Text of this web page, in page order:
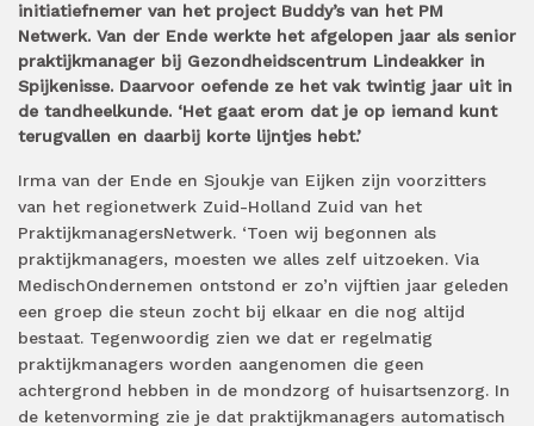
initiatiefnemer van het project Buddy’s van het PM
Netwerk. Van der Ende werkte het afgelopen jaar als senior
praktijkmanager bij Gezondheidscentrum Lindeakker in
Spijkenisse. Daarvoor oefende ze het vak twintig jaar uit in
de tandheelkunde. ‘Het gaat erom dat je op iemand kunt
terugvallen en daarbij korte lijntjes hebt.’
Irma van der Ende en Sjoukje van Eijken zijn voorzitters
van het regionetwerk Zuid-Holland Zuid van het
PraktijkmanagersNetwerk. ‘Toen wij begonnen als
praktijkmanagers, moesten we alles zelf uitzoeken. Via
MedischOndernemen ontstond er zo’n vijftien jaar geleden
een groep die steun zocht bij elkaar en die nog altijd
bestaat. Tegenwoordig zien we dat er regelmatig
praktijkmanagers worden aangenomen die geen
achtergrond hebben in de mondzorg of huisartsenzorg. In
de ketenvorming zie je dat praktijkmanagers automatisch